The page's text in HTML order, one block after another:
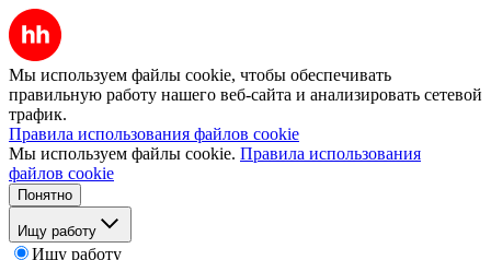
Мы используем файлы cookie, чтобы обеспечивать
правильную работу нашего веб-сайта и анализировать сетевой
трафик.
Правила использования файлов cookie
Мы используем файлы cookie. Правила использования
файлов cookie
Понятно
Ищу работу
Ищу работу